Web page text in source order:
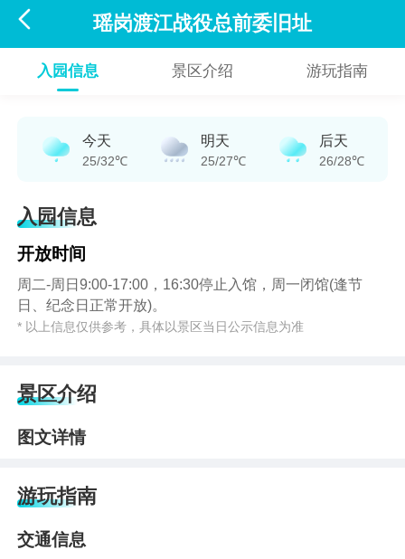
 瑶岗渡江战役总前委旧址
入园信息 景区介绍 游玩指南
今天
25/32℃
明天
25/27℃
后天
26/28℃
入园信息
开放时间
周二-周日9:00-17:00，16:30停止入馆，周一闭馆(逢节
日、纪念日正常开放)。
* 以上信息仅供参考，具体以景区当日公示信息为准
景区介绍
图文详情
游玩指南
交通信息